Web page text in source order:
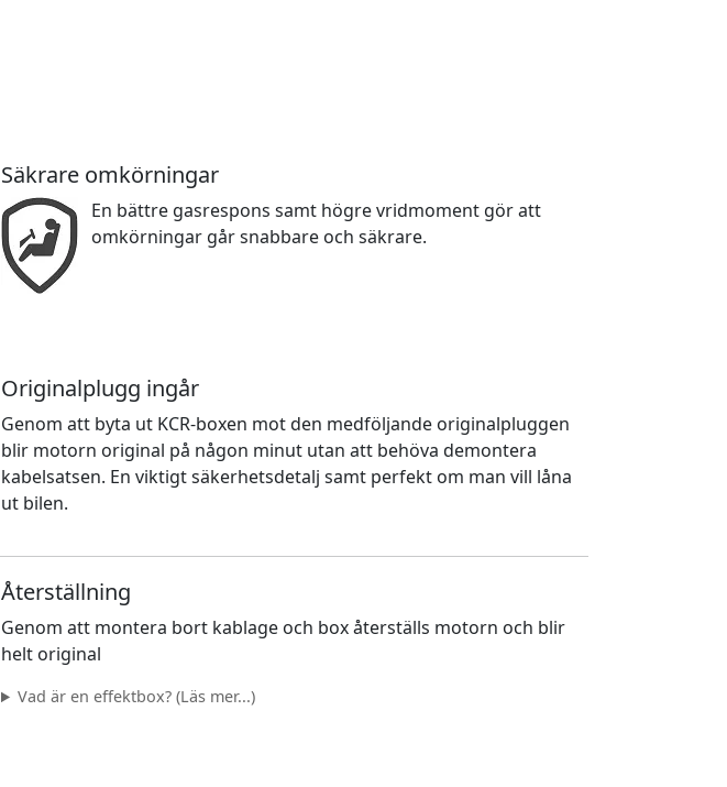
Säkrare omkörningar
En bättre gasrespons samt högre vridmoment gör att
omkörningar går snabbare och säkrare.
Originalplugg ingår
Genom att byta ut KCR-boxen mot den medföljande originalpluggen
blir motorn original på någon minut utan att behöva demontera
kabelsatsen. En viktigt säkerhetsdetalj samt perfekt om man vill låna
ut bilen.
Återställning
Genom att montera bort kablage och box återställs motorn och blir
helt original
Vad är en effektbox? (Läs mer...)